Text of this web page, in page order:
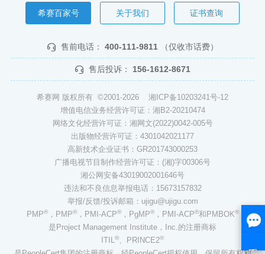
希赛百家号 关于我们 证书查询
售前电话： 400-111-9811 （仅收市话费）
售后投诉： 156-1612-8671
希赛网 版权所有 ©2001-2026 湘ICP备10203241号-12
增值电信业务经营许可证：湘B2-20210474
网络文化经营许可证：湘网文(2022)0042-005号
出版物经营许可证：4301042021177
高新技术企业证书：GR201743000253
广播电视节目制作经营许可证：(湘)字00306号
湘公网安备43019002001646号
违法和不良信息举报电话：15673157832
举报/反馈/投诉邮箱：ujigu@ujigu.com
PMP®，PMP®，PMI-ACP®，PgMP®，PMI-ACP®和PMBOK®
是Project Management Institute，Inc.的注册商标
ITIL®、PRINCE2®